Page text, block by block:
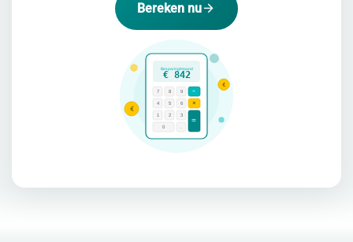
Bereken nu
Besparing/maand
€ 842
7 8 9
4 5 6
1 2 3
0 .
÷
×
=
€
€